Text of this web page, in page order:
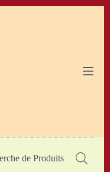
de Produits